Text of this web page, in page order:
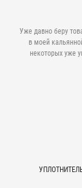
Уже давно беру
в моей
некоторых уже